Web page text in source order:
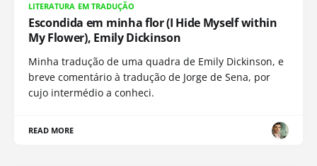
LITERATURA EM TRADUÇÃO
Escondida em minha flor (I Hide Myself within
My Flower), Emily Dickinson
Minha tradução de uma quadra de Emily Dickinson, e
breve comentário à tradução de Jorge de Sena, por
cujo intermédio a conheci.
READ MORE